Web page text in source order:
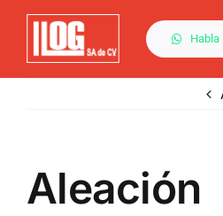
Saltar
contenido
Aleación